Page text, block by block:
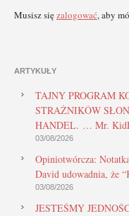
Musisz sięzalogować, aby
ARTYKUŁY
TAJNY PROGRAM
STRAŻNIKÓW
HANDEL. … Mr.
03/08/2026
Opiniotwórcza:
David udowadnia, że
03/08/2026
JESTEŚMY